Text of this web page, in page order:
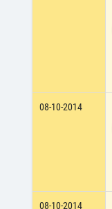
08-10-2014
08-10-2014